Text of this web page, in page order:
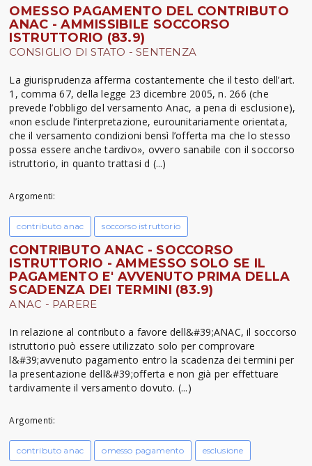
OMESSO PAGAMENTO DEL CONTRIBUTO
ANAC - AMMISSIBILE SOCCORSO
ISTRUTTORIO (83.9)
CONSIGLIO DI STATO - SENTENZA
La giurisprudenza afferma costantemente che il testo dell’art.
1, comma 67, della legge 23 dicembre 2005, n. 266 (che
prevede l’obbligo del versamento Anac, a pena di esclusione),
«non esclude l’interpretazione, eurounitariamente orientata,
che il versamento condizioni bensì l’offerta ma che lo stesso
possa essere anche tardivo», ovvero sanabile con il soccorso
istruttorio, in quanto trattasi d (...)
Argomenti:
contributo anac soccorso istruttorio
CONTRIBUTO ANAC - SOCCORSO
ISTRUTTORIO - AMMESSO SOLO SE IL
PAGAMENTO E' AVVENUTO PRIMA DELLA
SCADENZA DEI TERMINI (83.9)
ANAC - PARERE
In relazione al contributo a favore dell&#39;ANAC, il soccorso
istruttorio può essere utilizzato solo per comprovare
l&#39;avvenuto pagamento entro la scadenza dei termini per
la presentazione dell&#39;offerta e non già per effettuare
tardivamente il versamento dovuto. (...)
Argomenti:
contributo anac omesso pagamento esclusione